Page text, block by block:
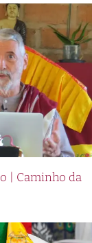
| Caminho da